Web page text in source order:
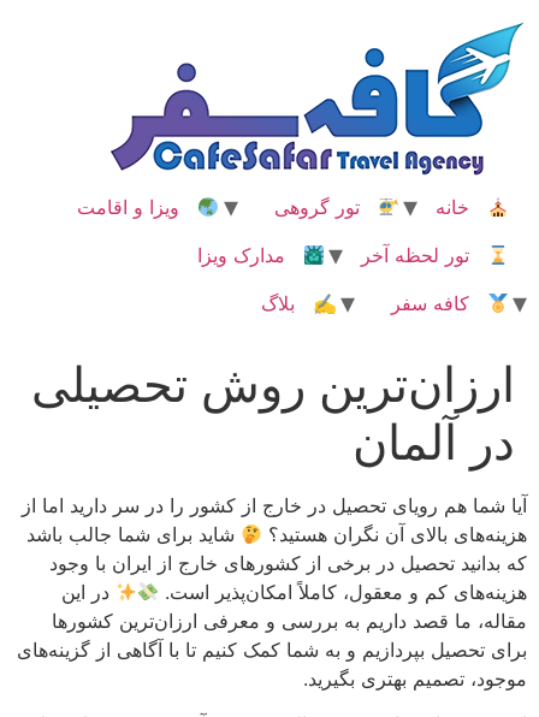
محتوا
خانه تور گروهی
ویزا و اقامت
تور لحظه آخر
مدارک ویزا
کافه سفر
✍ بلاگ
ارزان‌ترین روش تحصیلی
در آلمان
آیا شما هم رویای تحصیل در خارج از کشور را در سر دارید اما از
هزینه‌های بالای آن نگران هستید؟
شاید برای شما جالب باشد
که بدانید تحصیل در برخی از کشورهای خارج از ایران با وجود
هزینه‌های کم و معقول، کاملاً امکان‌پذیر است.
در این
مقاله، ما قصد داریم به بررسی و معرفی ارزان‌ترین کشورها
برای تحصیل بپردازیم و به شما کمک کنیم تا با آگاهی از گزینه‌های
موجود، تصمیم بهتری بگیرید.